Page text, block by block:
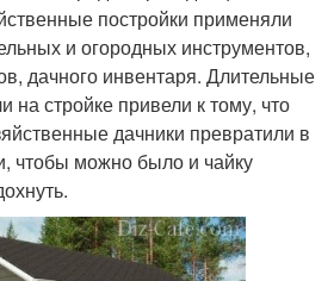
постройки применяли
и огородных инструментов,
дачного инвентаря. Длительные
на стройке привели к тому, что
дачники превратили в
чтобы можно было и чайку